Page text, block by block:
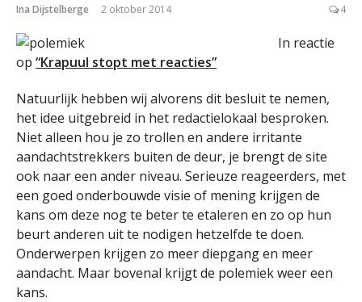
Ina Dijstelberge 2 oktober 2014 4
In reactie
op “Krapuul stopt met reacties”
Natuurlijk hebben wij alvorens dit besluit te nemen,
het idee uitgebreid in het redactielokaal besproken.
Niet alleen hou je zo trollen en andere irritante
aandachtstrekkers buiten de deur, je brengt de site
ook naar een ander niveau. Serieuze reageerders, met
een goed onderbouwde visie of mening krijgen de
kans om deze nog te beter te etaleren en zo op hun
beurt anderen uit te nodigen hetzelfde te doen.
Onderwerpen krijgen zo meer diepgang en meer
aandacht. Maar bovenal krijgt de polemiek weer een
kans.